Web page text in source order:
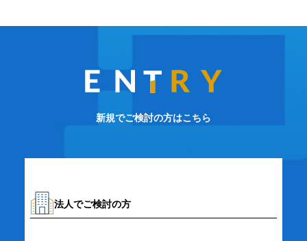
新規でご検討の方はこちら
法人でご検討の方